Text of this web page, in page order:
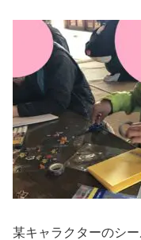
某キャラクターのシ